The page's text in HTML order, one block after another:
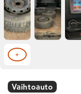
+
Vaihtoauto